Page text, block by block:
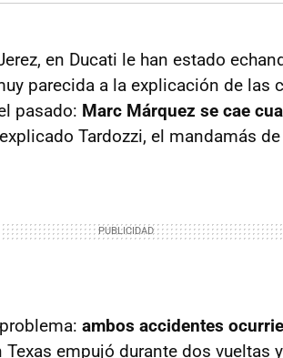
en Ducati le han estado
parecida a la explicación de las
pasado: Marc Márquez se cae
Tardozzi, el mandamás
ambos accidentes
Texas empujó durante dos vueltas